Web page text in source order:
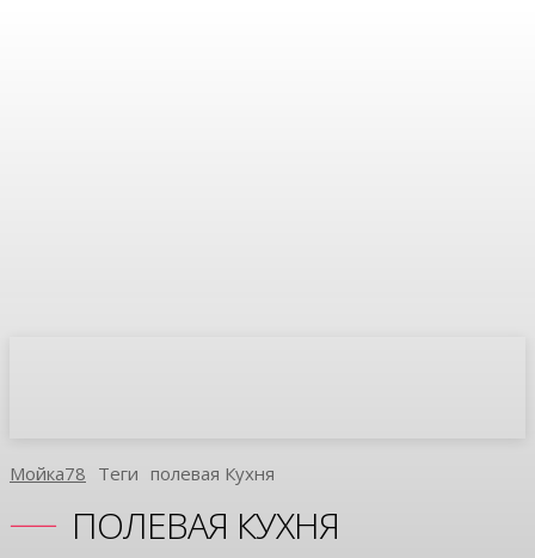
Мойка78 Теги Полевая Кухня
ПОЛЕВАЯ КУХНЯ